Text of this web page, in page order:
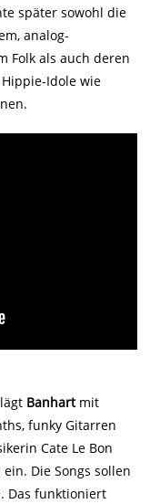
später sowohl die
analog-
Folk als auch deren
Idole wie
Banhartmit
funky Gitarren
Cate Le Bon
Die Songs sollen
Das funktioniert